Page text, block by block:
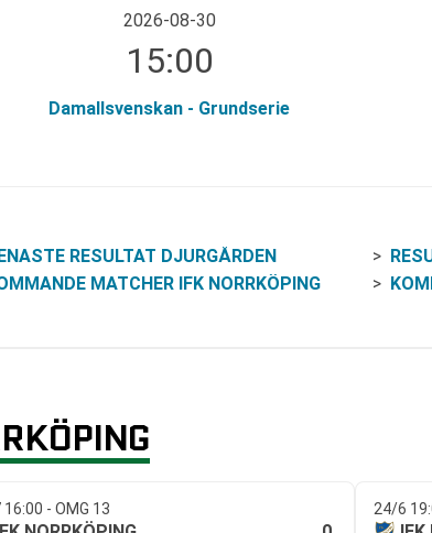
2026-08-30
15:00
Damallsvenskan - Grundserie
RESULTAT DJURGÅRDEN
MATCHER IFK NORRKÖPING
- OMG 13 24/6